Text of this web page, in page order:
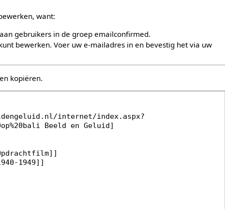
want:
gebruikers in de groep emailconfirmed.
bewerken. Voer uw e-mailadres in en bevestig het via uw
kopiëren.